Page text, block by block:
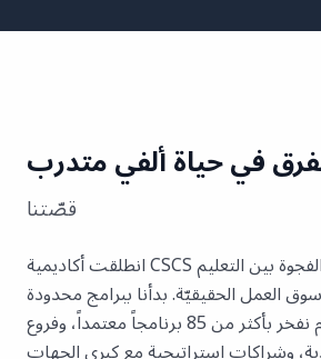
في حياة ألفي متدرب
قصّتنا
انطلقت أكاديمية CSCS برؤية واضحة: سدّ الفجوة بين التعليم
العمل الحقيقيّة. بدأنا ببرامج محدودة
في فرع واحد، واليوم نفخر بأكثر من 85 برنامجاً معتمداً، وفروع